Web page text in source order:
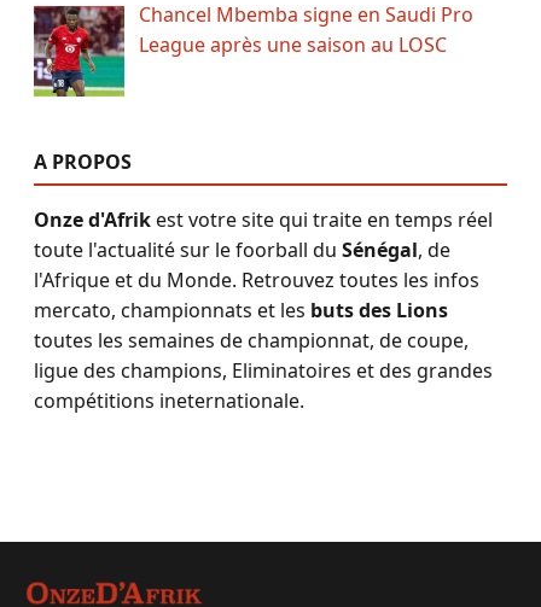
Chancel Mbemba signe en Saudi Pro
League après une saison au LOSC
A PROPOS
Onze d'Afrikest votre site qui traite en temps réel
toute l'actualité sur le foorball du Sénégal, de
l'Afrique et du Monde. Retrouvez toutes les infos
mercato, championnats et les buts des Lions
toutes les semaines de championnat, de coupe,
ligue des champions, Eliminatoires et des grandes
compétitions ineternationale.